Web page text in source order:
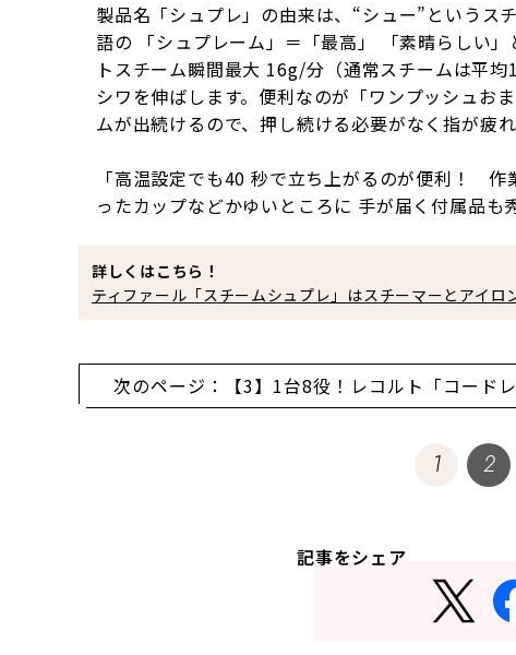
製品名「シュプレ」の由来は、“シュー”というス
語の 「シュプレーム」＝「最高」 「素晴らしい
トスチーム瞬間最大 16g/分（通常スチームは平
シワを伸ばします。便利なのが「ワンプッシュお
ムが出続けるので、押し続ける必要がなく指が疲れ
「高温設定でも40 秒で立ち上がるのが便利！
ったカップなどかゆいところに 手が届く付属品も
詳しくはこちら！
ティファール「スチームシュプレ」はスチーマーとアイロ
次のページ：【3】1台8役！レコルト「コード
い勝
1 2
記事をシェア